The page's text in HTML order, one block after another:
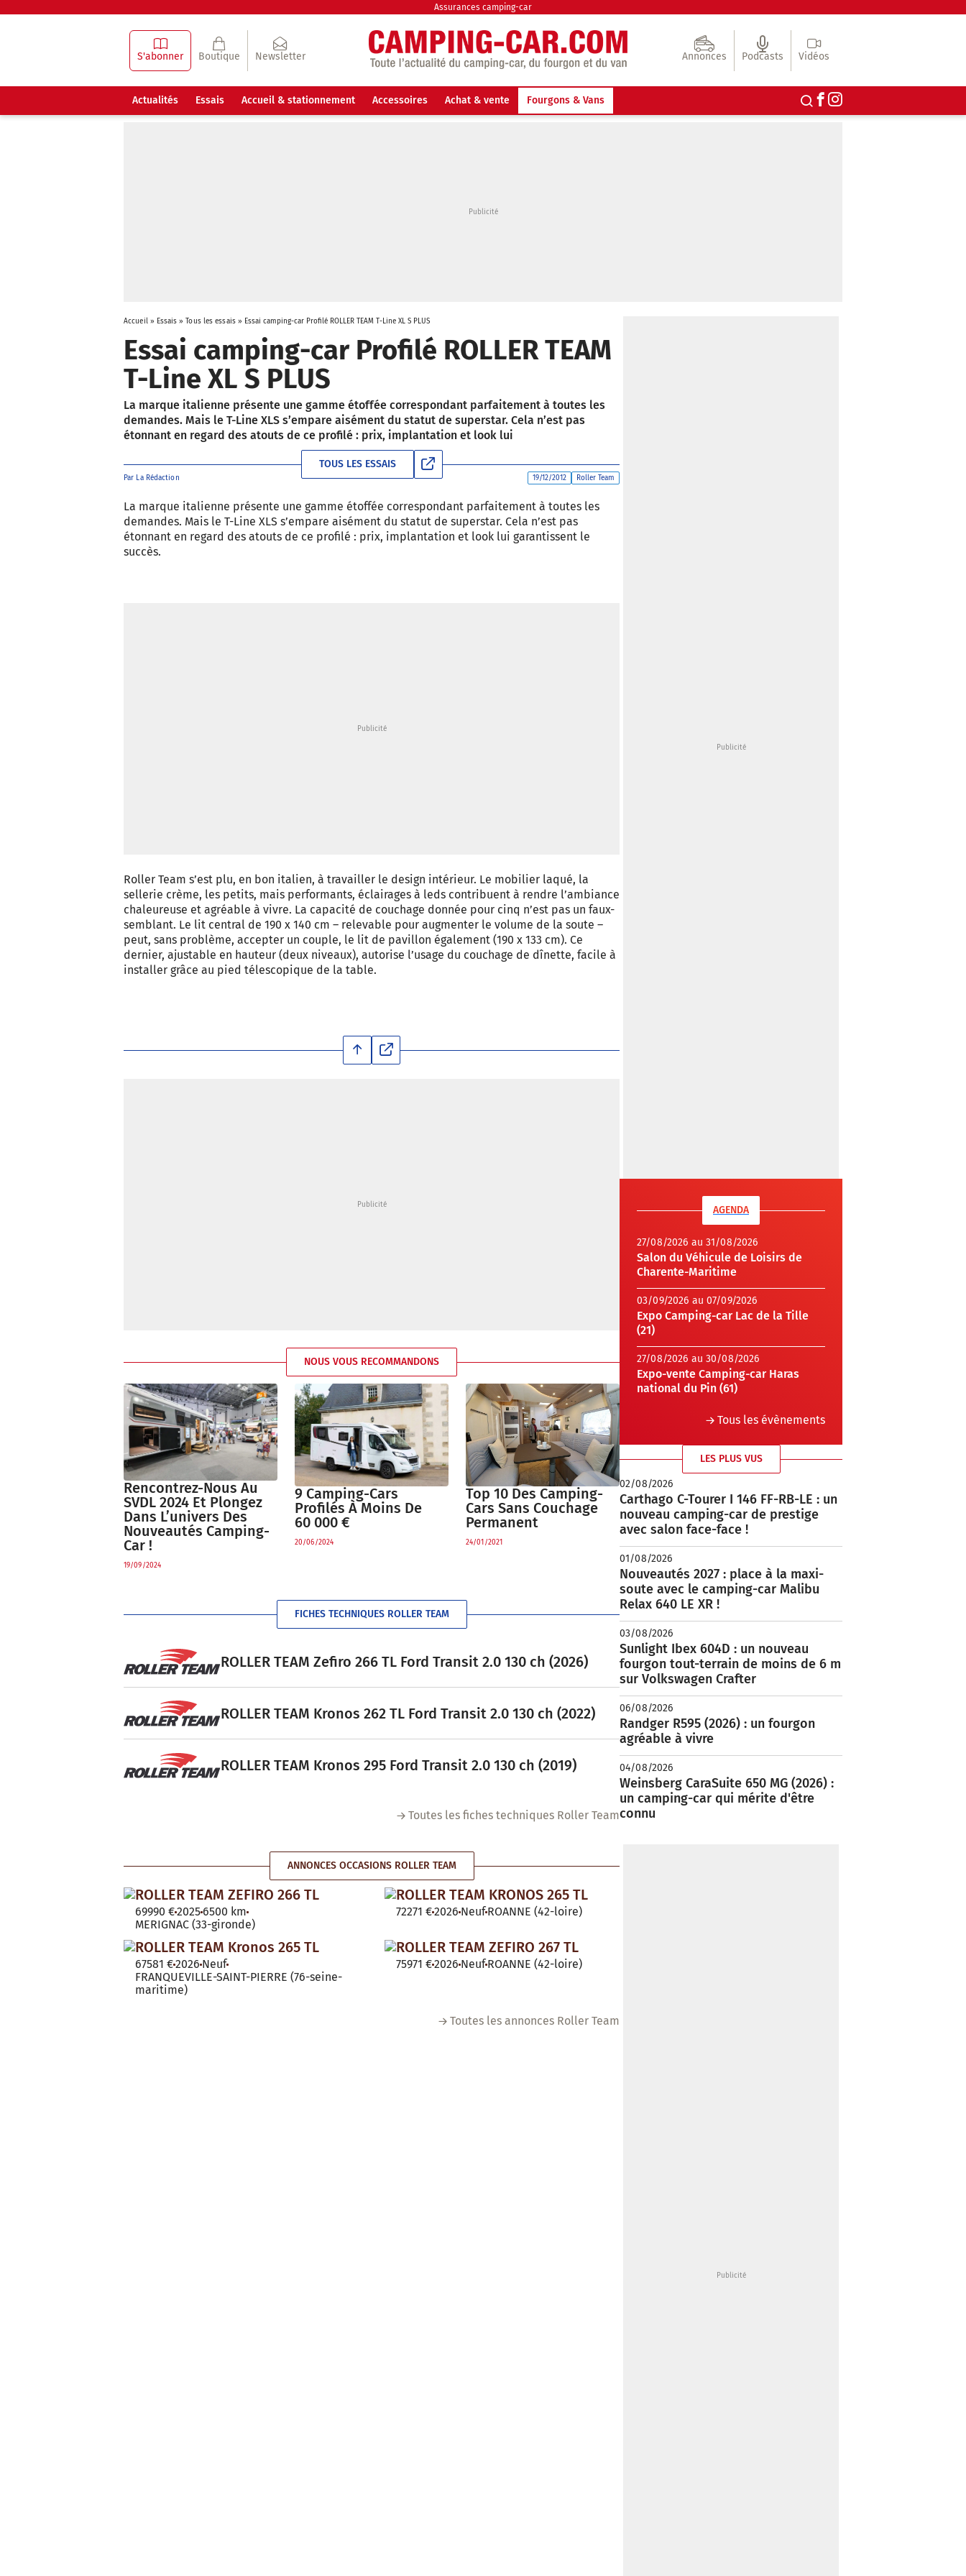
Assurances camping-car
S'abonner Boutique Newsletter Annonces Podcasts Vidéos
Actualités Essais Accueil & stationnement Accessoires Achat & vente Fourgons & Vans
Accueil» Essais »Tous les essais» Essai camping-car Profilé ROLLER TEAM T-Line XL S PLUS
Essai camping-car Profilé ROLLER TEAM
T-Line XL S PLUS
La marque italienne présente une gamme étoffée correspondant parfaitement à toutes les
demandes. Mais le T-Line XLS s’empare aisément du statut de superstar. Cela n’est pas
étonnant en regard des atouts de ce profilé : prix, implantation et look lui
TOUS LES ESSAIS
Par La Rédaction 19/12/2012 Roller Team
La marque italienne présente une gamme étoffée correspondant parfaitement à toutes les
demandes. Mais le T-Line XLS s’empare aisément du statut de superstar. Cela n’est pas
étonnant en regard des atouts de ce profilé : prix, implantation et look lui garantissent le
succès.
Roller Team s’est plu, en bon italien, à travailler le design intérieur. Le mobilier laqué, la
sellerie crème, les petits, mais performants, éclairages à leds contribuent à rendre l’ambiance
chaleureuse et agréable à vivre. La capacité de couchage donnée pour cinq n’est pas un faux-
semblant. Le lit central de 190 x 140 cm – relevable pour augmenter le volume de la soute –
peut, sans problème, accepter un couple, le lit de pavillon également (190 x 133 cm). Ce
dernier, ajustable en hauteur (deux niveaux), autorise l’usage du couchage de dînette, facile à
installer grâce au pied télescopique de la table.
NOUS VOUS RECOMMANDONS
Rencontrez-Nous Au
SVDL 2024 Et Plongez
Dans L’univers Des
Nouveautés Camping-
Car !
19/09/2024
9 Camping-Cars
Profilés À Moins De
60 000 €
20/06/2024
Top 10 Des Camping-
Cars Sans Couchage
Permanent
24/01/2021
FICHES TECHNIQUES ROLLER TEAM
ROLLER TEAM Zefiro 266 TL Ford Transit 2.0 130 ch (2026)
ROLLER TEAM Kronos 262 TL Ford Transit 2.0 130 ch (2022)
ROLLER TEAM Kronos 295 Ford Transit 2.0 130 ch (2019)
Toutes les fiches techniques Roller Team
ANNONCES OCCASIONS ROLLER TEAM
ROLLER TEAM ZEFIRO 266 TL
69990 €2025 6500 km
MERIGNAC (33-gironde)
ROLLER TEAM KRONOS 265 TL
72271 €2026 Neuf ROANNE (42-loire)
ROLLER TEAM Kronos 265 TL
67581 €2026 Neuf
FRANQUEVILLE-SAINT-PIERRE (76-seine-
maritime)
ROLLER TEAM ZEFIRO 267 TL
75971 €2026 Neuf ROANNE (42-loire)
Toutes les annonces Roller Team
AGENDA
27/08/2026 au 31/08/2026
Salon du Véhicule de Loisirs de
Charente-Maritime
03/09/2026 au 07/09/2026
Expo Camping-car Lac de la Tille
(21)
27/08/2026 au 30/08/2026
Expo-vente Camping-car Haras
national du Pin (61)
Tous les évènements
LES PLUS VUS
02/08/2026
Carthago C-Tourer I 146 FF-RB-LE : un
nouveau camping-car de prestige
avec salon face-face !
01/08/2026
Nouveautés 2027 : place à la maxi-
soute avec le camping-car Malibu
Relax 640 LE XR !
03/08/2026
Sunlight Ibex 604D : un nouveau
fourgon tout-terrain de moins de 6 m
sur Volkswagen Crafter
06/08/2026
Randger R595 (2026) : un fourgon
agréable à vivre
04/08/2026
Weinsberg CaraSuite 650 MG (2026) :
un camping-car qui mérite d'être
connu